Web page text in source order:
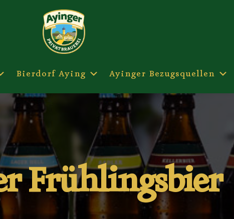
Bierdorf Aying Ayinger Bezugsquellen
Frühlingsbier